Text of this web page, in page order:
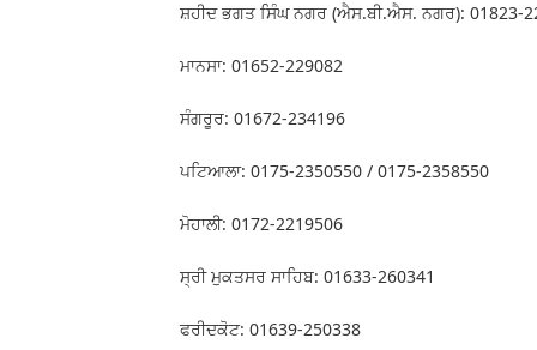
ਸ਼ਹੀਦ ਭਗਤ ਸਿੰਘ ਨਗਰ (ਐਸ.ਬੀ.ਐਸ. ਨਗਰ): 01823-
ਮਾਨਸਾ: 01652-229082
ਸੰਗਰੂਰ: 01672-234196
ਪਟਿਆਲਾ: 0175-2350550 / 0175-2358550
ਮੋਹਾਲੀ: 0172-2219506
ਸ੍ਰੀ ਮੁਕਤਸਰ ਸਾਹਿਬ: 01633-260341
ਫਰੀਦਕੋਟ: 01639-250338